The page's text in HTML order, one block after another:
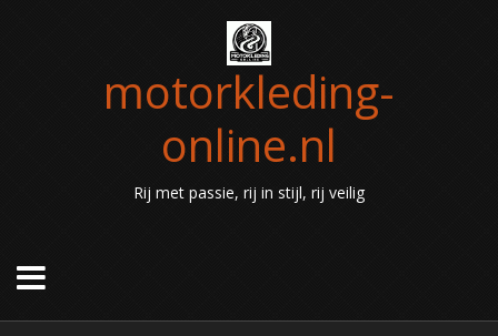
motorkleding-
online.nl
Rij met passie, rij in stijl, rij veilig